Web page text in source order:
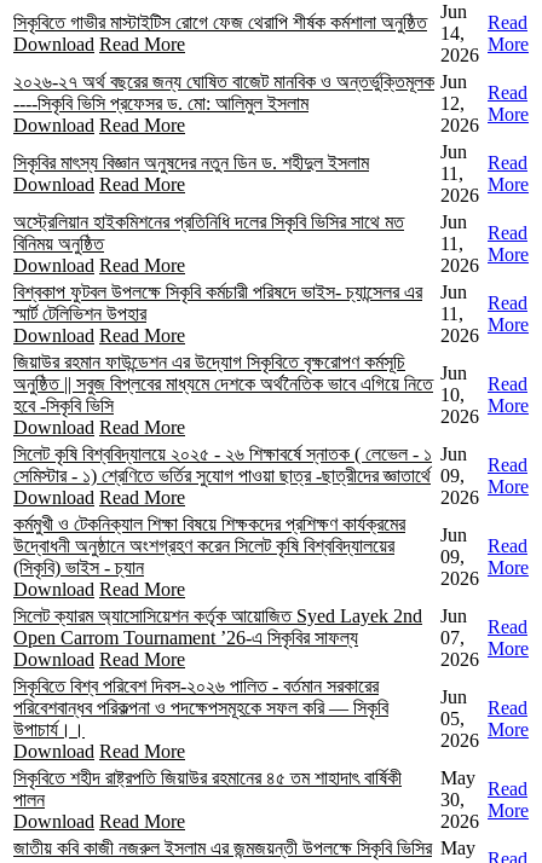
সিকৃবিতে গাভীর মাস্টাইটিস রোগে ফেজ থেরাপি শীর্ষক কর্মশালা অনুষ্ঠিত
Download Read More
Jun
14,
2026
Read
More
২০২৬-২৭ অর্থ বছরের জন্য ঘোষিত বাজেট মানবিক ও অন্তর্ভুক্তিমূলক
----সিকৃবি ভিসি প্রফেসর ড. মো: আলিমুল ইসলাম
Download Read More
Jun
12,
2026
Read
More
সিকৃবির মাৎস্য বিজ্ঞান অনুষদের নতুন ডিন ড. শহীদুল ইসলাম
Download Read More
Jun
11,
2026
Read
More
অস্ট্রেলিয়ান হাইকমিশনের প্রতিনিধি দলের সিকৃবি ভিসির সাথে মত
বিনিময় অনুষ্ঠিত
Download Read More
Jun
11,
2026
Read
More
বিশ্বকাপ ফুটবল উপলক্ষে সিকৃবি কর্মচারী পরিষদে ভাইস- চ্যান্সেলর এর
স্মার্ট টেলিভিশন উপহার
Download Read More
Jun
11,
2026
Read
More
জিয়াউর রহমান ফাউন্ডেশন এর উদ্যোগ সিকৃবিতে বৃক্ষরোপণ কর্মসূচি
অনুষ্ঠিত || সবুজ বিপ্লবের মাধ্যমে দেশকে অর্থনৈতিক ভাবে এগিয়ে নিতে
হবে -সিকৃবি ভিসি
Download Read More
Jun
10,
2026
Read
More
সিলেট কৃষি বিশ্ববিদ্যালয়ে ২০২৫ - ২৬ শিক্ষাবর্ষে স্নাতক ( লেভেল - ১
সেমিস্টার - ১) শ্রেণিতে ভর্তির সুযোগ পাওয়া ছাত্র -ছাত্রীদের জ্ঞাতার্থে
Download Read More
Jun
09,
2026
Read
More
কর্মমুখী ও টেকনিক্যাল শিক্ষা বিষয়ে শিক্ষকদের প্রশিক্ষণ কার্যক্রমের
উদ্বোধনী অনুষ্ঠানে অংশগ্রহণ করেন সিলেট কৃষি বিশ্ববিদ্যালয়ের
(সিকৃবি) ভাইস - চ্যান
Download Read More
Jun
09,
2026
Read
More
সিলেট ক্যারম অ্যাসোসিয়েশন কর্তৃক আয়োজিত Syed Layek 2nd
Open Carrom Tournament ’26-এ সিকৃবির সাফল্য
Download Read More
Jun
07,
2026
Read
More
সিকৃবিতে বিশ্ব পরিবেশ দিবস-২০২৬ পালিত - বর্তমান সরকারের
পরিবেশবান্ধব পরিকল্পনা ও পদক্ষেপসমূহকে সফল করি — সিকৃবি
উপাচার্য।।
Download Read More
Jun
05,
2026
Read
More
সিকৃবিতে শহীদ রাষ্ট্রপতি জিয়াউর রহমানের ৪৫ তম শাহাদাৎ বার্ষিকী
পালন
Download Read More
May
30,
2026
Read
More
জাতীয় কবি কাজী নজরুল ইসলাম এর জন্মজয়ন্তী উপলক্ষে সিকৃবি ভিসির May
Read